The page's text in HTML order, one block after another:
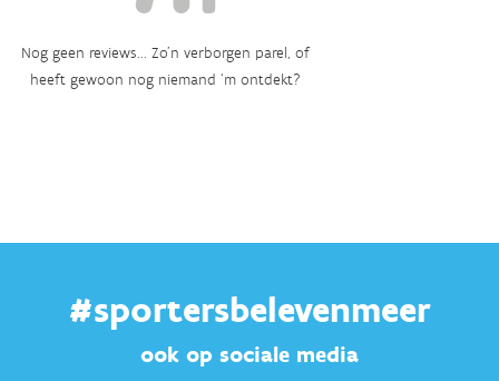
Nog geen reviews... Zo’n verborgen parel, of
heeft gewoon nog niemand ‘m ontdekt?
#sportersbelevenmeer
ook op sociale media